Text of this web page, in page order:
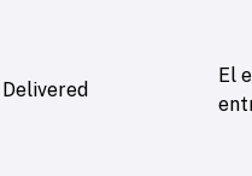
Delivered
El